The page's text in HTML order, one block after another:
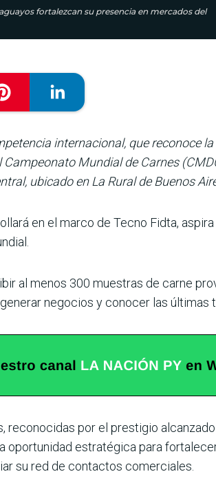
fortalezcan su presencia en mercados del
internacional, que reconoce
Mundial de Carnes
ubicado en La Rural de Buenos
en el marco de Tecno Fidta,
al menos 300 muestras de carne
negocios y conocer las últimas
reconocidas por el prestigio
oportunidad estratégica para
su red de contactos comerciales.